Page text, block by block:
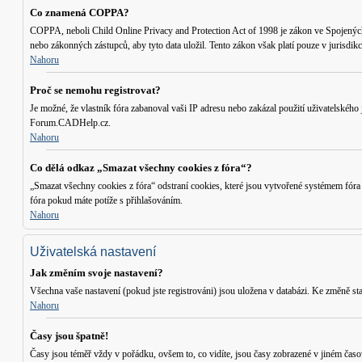
Co znamená COPPA?
COPPA, neboli Child Online Privacy and Protection Act of 1998 je zákon ve
nebo zákonných zástupců, aby tyto data uložil. Tento zákon však platí pouze v
Nahoru
Proč se nemohu registrovat?
Je možné, že vlastník fóra zabanoval vaši IP adresu nebo zakázal použití
Forum.CADHelp.cz.
Nahoru
Co dělá odkaz „Smazat všechny cookies z fóra“?
„Smazat všechny cookies z fóra“ odstraní cookies, které jsou vytvořené systémem
fóra pokud máte potíže s přihlašováním.
Nahoru
Uživatelská nastavení
Jak změním svoje nastavení?
Všechna vaše nastavení (pokud jste registrováni) jsou uložena v databázi. Ke změně
Nahoru
Časy jsou špatně!
Časy jsou téměř vždy v pořádku, ovšem to, co vidíte, jsou časy zobrazené v jiném